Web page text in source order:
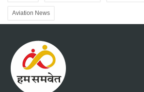
Aviation News